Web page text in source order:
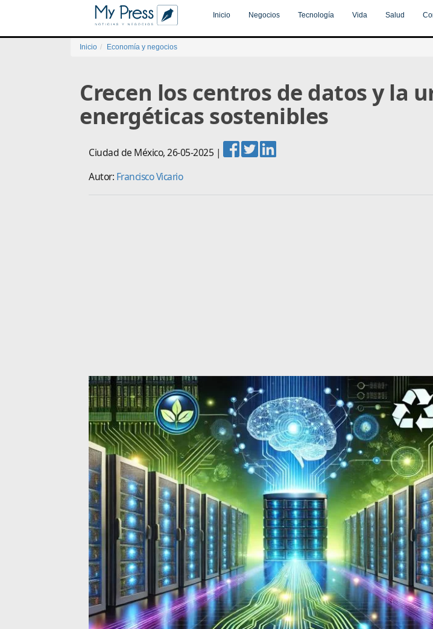
Inicio Negocios Tecnología Vida Salud
Inicio Economía y negocios
Crecen los centros de datos y la
energéticas sostenibles
Ciudad de México,26-05-2025 |
Autor: Francisco Vicario